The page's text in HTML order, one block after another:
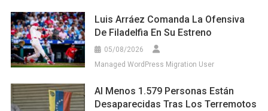
Luis Arráez Comanda La Ofensiva
De Filadelfia En Su Estreno
05/08/2026
Managed WordPress Migration User
Al Menos 1.579 Personas Están
Desaparecidas Tras Los Terremotos